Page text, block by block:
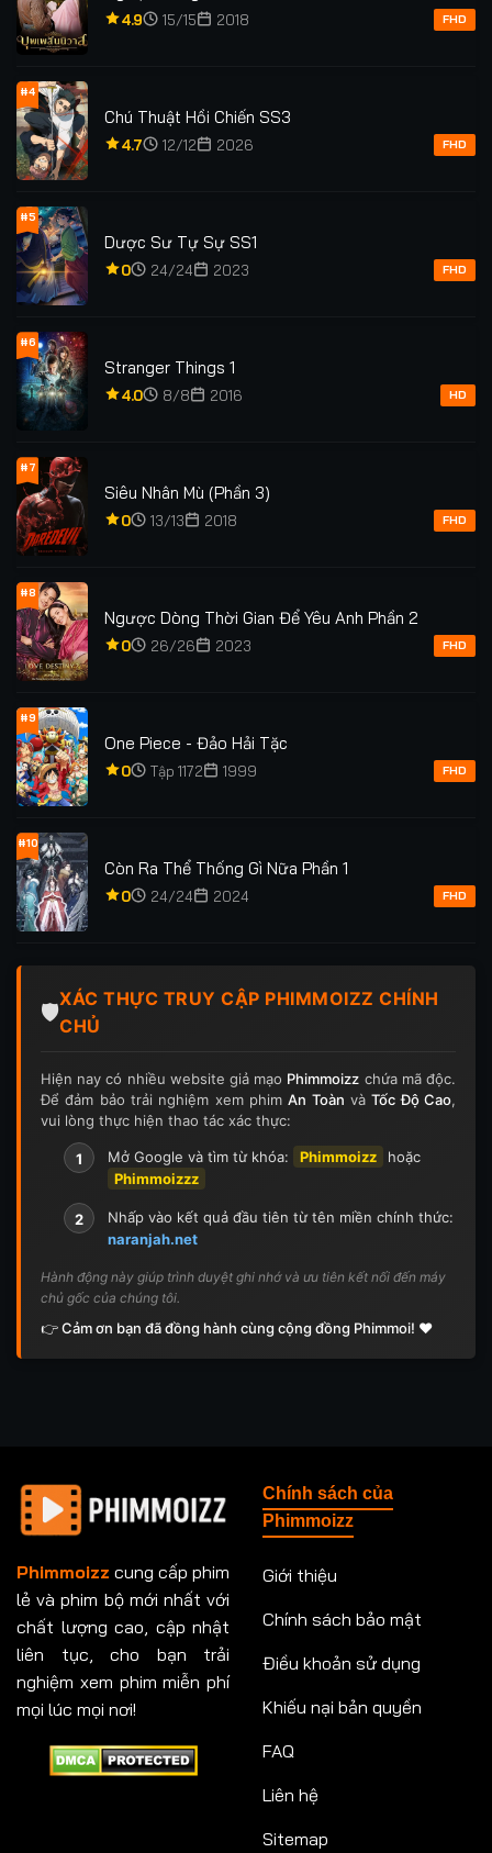
4.9 15/15 2018 FHD
#4
Chú Thuật Hồi Chiến SS3
4.7 12/12 2026 FHD
#5
Dược Sư Tự Sự SS1
0 24/24 2023 FHD
#6
Stranger Things 1
4.0 8/8 2016 HD
#7
Siêu Nhân Mù (Phần 3)
0 13/13 2018 FHD
#8
Ngược Dòng Thời Gian Để Yêu Anh Phần 2
0 26/26 2023 FHD
#9
One Piece - Đảo Hải Tặc
0 Tập 1172 1999 FHD
#10
Còn Ra Thể Thống Gì Nữa Phần 1
0 24/24 2024 FHD
🛡️
XÁC THỰC TRUY CẬP PHIMMOIZZ CHÍNH
CHỦ
Hiện nay có nhiều website giả mạo Phimmoizz chứa mã độc.
Để đảm bảo trải nghiệm xem phimAn Toàn vàTốc Độ Cao,
vui lòng thực hiện thao tác xác thực:
1 Mở Google và tìm từ khóa: Phimmoizz
hoặc
Phimmoizzz
2
Nhấp vào kết quả đầu tiên từ tên miền chính thức:
naranjah.net
Hành động này giúp trình duyệt ghi nhớ và ưu tiên kết nối đến máy
chủ gốc của chúng tôi.
👉 Cảm ơn bạn đã đồng hành cùng cộng đồng Phimmoi! ❤️
Phimmoizz cung cấp phim
lẻ và phim bộ mới nhất với
chất lượng cao, cập nhật
liên tục, cho bạn trải
nghiệm xem phim miễn phí
mọi lúc mọi nơi!
Chính sách của
Phimmoizz
Giới thiệu
Chính sách bảo mật
Điều khoản sử dụng
Khiếu nại bản quyền
FAQ
Liên hệ
Sitemap